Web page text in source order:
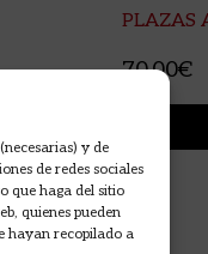
y de
de redes sociales
que haga del sitio
quienes pueden
hayan recopilado a
PLAZAS
70,00€